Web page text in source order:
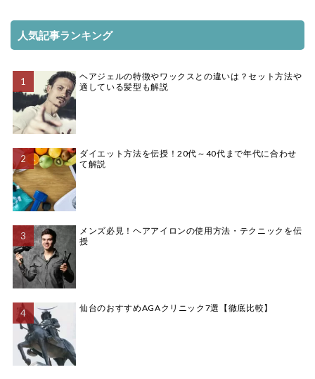
人気記事ランキング
ヘアジェルの特徴やワックスとの違いは？セット方法や
適している髪型も解説
ダイエット方法を伝授！20代～40代まで年代に合わせ
て解説
メンズ必見！ヘアアイロンの使用方法・テクニックを伝
授
仙台のおすすめAGAクリニック7選【徹底比較】